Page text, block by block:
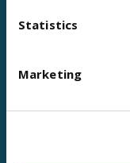
Statistics
Marketing